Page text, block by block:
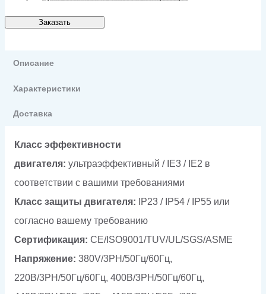
Заказать
Описание
Характеристики
Доставка
Класс эффективности
двигателя: ультраэффективный / IE3 / IE2 в
соответствии с вашими требованиями
Класс защиты двигателя: IP23 / IP54 / IP55 или
согласно вашему требованию
Сертификация: CE/ISO9001/TUV/UL/SGS/ASME
Напряжение: 380V/3PH/50Гц/60Гц,
220В/3PH/50Гц/60Гц, 400В/3PH/50Гц/60Гц,